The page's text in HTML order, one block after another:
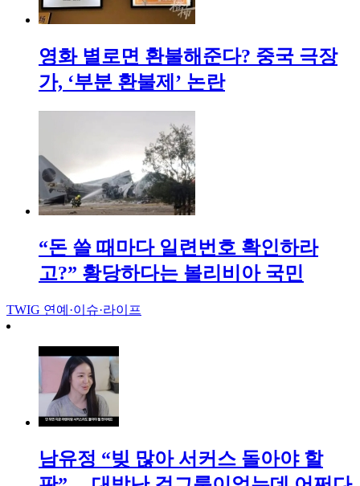
영화 별로면 환불해준다? 중국 극장
가, ‘부분 환불제’ 논란
“돈 쓸 때마다 일련번호 확인하라
고?” 황당하다는 볼리비아 국민
TWIG 연예·이슈·라이프
남유정 “빚 많아 서커스 돌아야 할